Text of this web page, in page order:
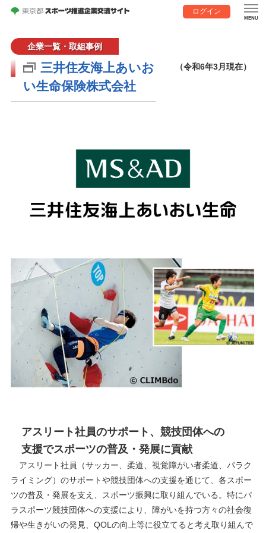
ログイン
企業一覧・取組事例
三井住友海上あいお
い生命保険株式会社
（令和6年3月現在）
アスリート社員のサポート、競技団体への
支援でスポーツの普及・発展に貢献
アスリート社員（サッカー、柔道、視覚障がい者柔道、パラク
ライミング）のサポートや競技団体への支援を通じて、各スポー
ツの普及・発展を支え、スポーツ振興に取り組んでいる。特にパ
ラスポーツ競技団体への支援により、障がいを持つ方々の社会復
帰や生きがいの発見、QOLの向上等に役立てると考え取り組んで